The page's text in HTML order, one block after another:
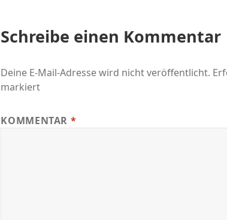
Schreibe einen Kommentar
Deine E-Mail-Adresse wird nicht veröffentlicht.
markiert
KOMMENTAR *